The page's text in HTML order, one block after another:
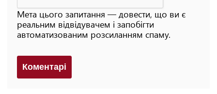
Мета цього запитання — довести, що ви є
реальним відвідувачем і запобігти
автоматизованим розсиланням спаму.
Коментарi